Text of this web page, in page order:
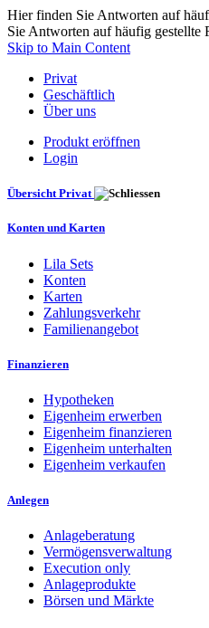
Hier finden Sie Antworten auf
Sie Antworten auf häufig gestellte
Skip to Main Content
Privat
Geschäftlich
Über uns
Produkt eröffnen
Login
Übersicht Privat
Konten und Karten
Lila Sets
Konten
Karten
Zahlungsverkehr
Familienangebot
Finanzieren
Hypotheken
Eigenheim erwerben
Eigenheim finanzieren
Eigenheim unterhalten
Eigenheim verkaufen
Anlegen
Anlageberatung
Vermögensverwaltung
Execution only
Anlageprodukte
Börsen und Märkte